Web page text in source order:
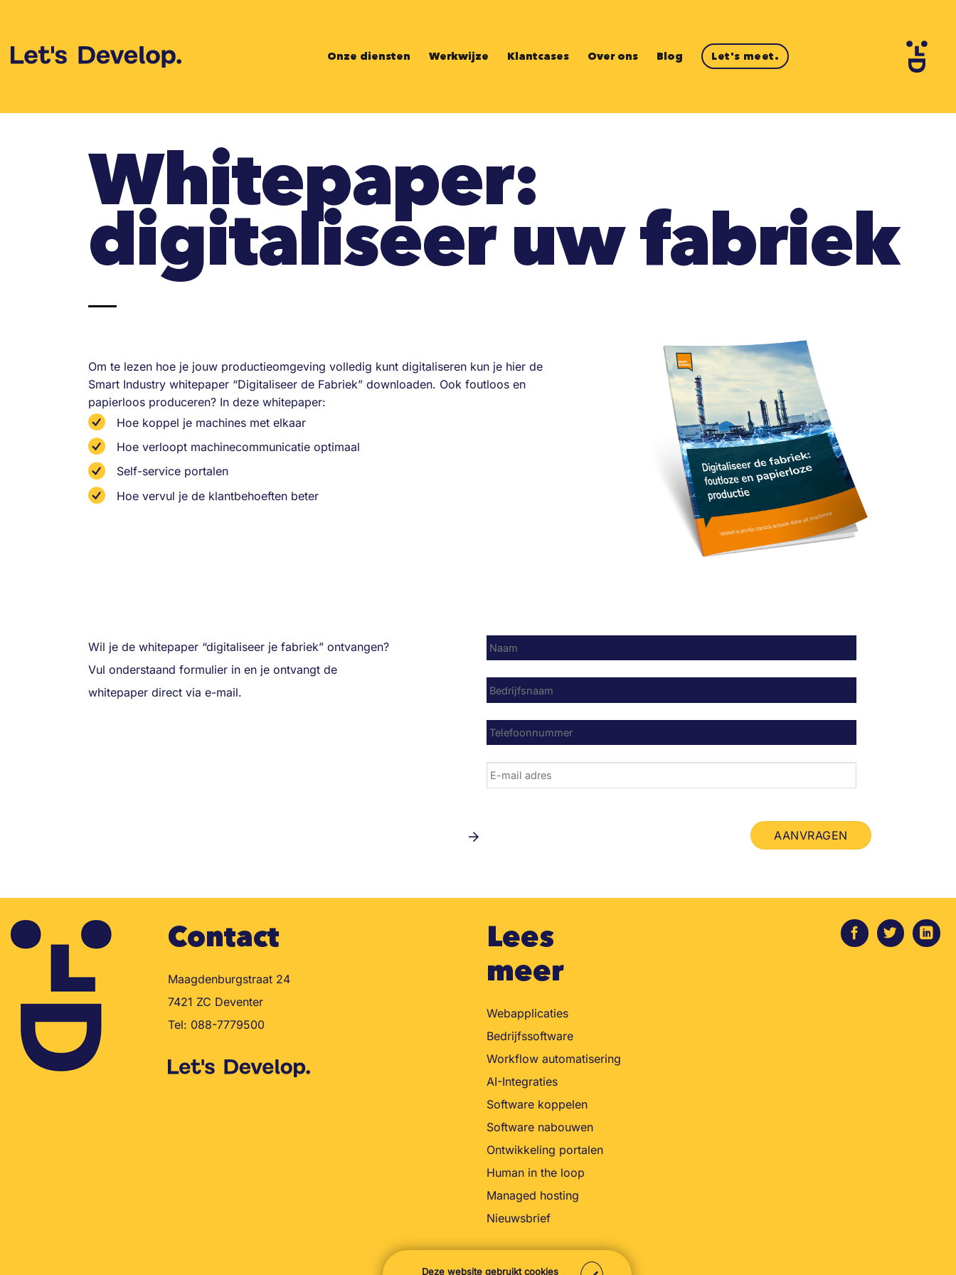
inhoud
Onze diensten Werkwijze Klantcases Over ons Blog Let's meet.
Whitepaper:
digitaliseer uw fabriek
Om te lezen hoe je jouw productieomgeving volledig kunt digitaliseren kun je hier de
Smart Industry whitepaper “Digitaliseer de Fabriek” downloaden. Ook foutloos en
papierloos produceren? In deze whitepaper:
Hoe koppel je machines met elkaar
Hoe verloopt machinecommunicatie optimaal
Self-service portalen
Hoe vervul je de klantbehoeften beter
Wil je de whitepaper “digitaliseer je fabriek” ontvangen?
Vul onderstaand formulier in en je ontvangt de
whitepaper direct via e-mail.
Naam
Telefoonnummer
E-
mail
Contact
Maagdenburgstraat 24
7421 ZC Deventer
Tel: 088-7779500
Lees
meer
Webapplicaties
Bedrijfssoftware
Workflow automatisering
AI-Integraties
Software koppelen
Software nabouwen
Ontwikkeling portalen
Human in the loop
Managed hosting
Nieuwsbrief
Deze website gebruikt cookies